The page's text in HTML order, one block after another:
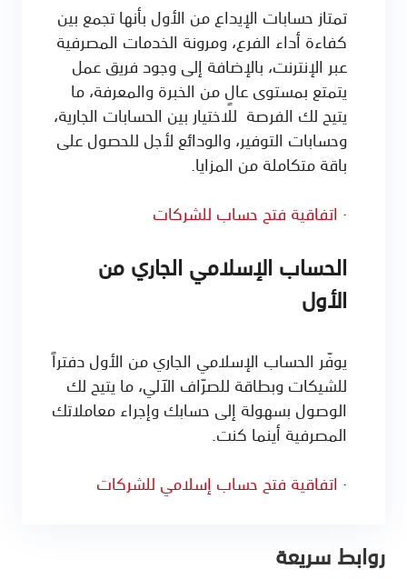
تمتاز حسابات الإيداع من الأول بأنها تجمع بين
كفاءة أداء الفرع، ومرونة الخدمات المصرفية
عبر الإنترنت، بالإضافة إلى وجود فريق عمل
يتمتع بمستوى عالٍ من الخبرة والمعرفة، ما
يتيح لك الفرصة للاختيار بين الحسابات الجارية،
وحسابات التوفير، والودائع لأجل للحصول على
باقة متكاملة من المزايا.
· اتفاقية فتح حساب للشركات
الحساب الإسلامي الجاري من
الأول
يوفّر الحساب الإسلامي الجاري من الأول دفتراً
للشيكات وبطاقة للصرّاف الآلي، ما يتيح لك
الوصول بسهولة إلى حسابك وإجراء معاملاتك
المصرفية أينما كنت.
· اتفاقية فتح حساب إسلامي للشركات
روابط سريعة